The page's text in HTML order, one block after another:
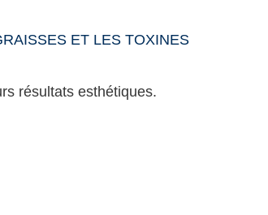
ET LES TOXINES
résultats esthétiques.